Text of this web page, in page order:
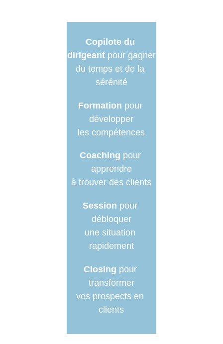
Copilote du
dirigeant pour gagner
du temps et de la
sérénité
Formation pour
développer
les compétences
Coaching pour
apprendre
à trouver des clients
Session pour
débloquer
une situation
rapidement
Closing pour
transformer
vos prospects en
clients